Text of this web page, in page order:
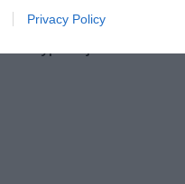
Privacy Policy